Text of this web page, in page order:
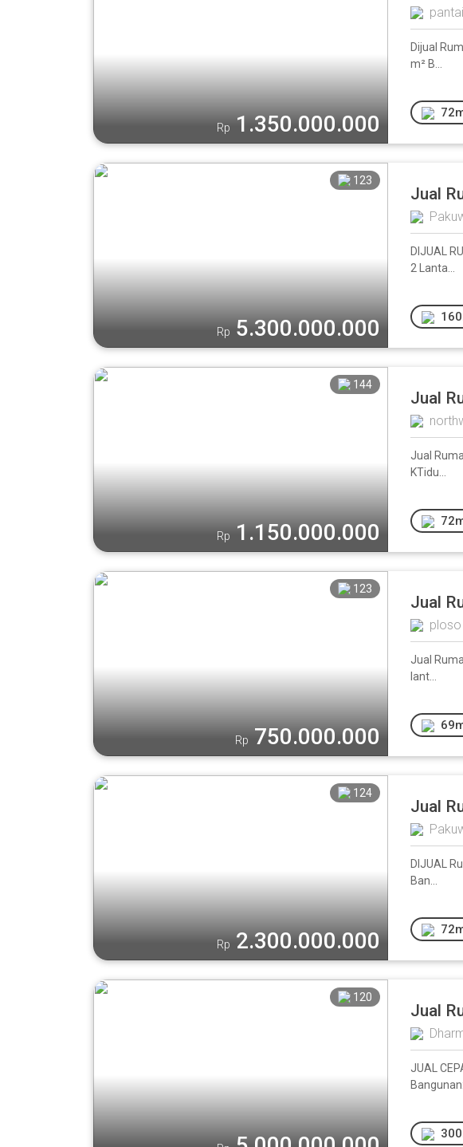
Rp 1.350.000.000
Dijual
m² B...
123
Rp 5.300.000.000
Jual
DIJUAL
2 Lanta...
144
Rp 1.150.000.000
Jual
Jual
KTidu...
123
Rp 750.000.000
Jual
ploso
Jual
lant...
124
Rp 2.300.000.000
Jual
DIJUAL
Ban...
120
Jual
JUAL